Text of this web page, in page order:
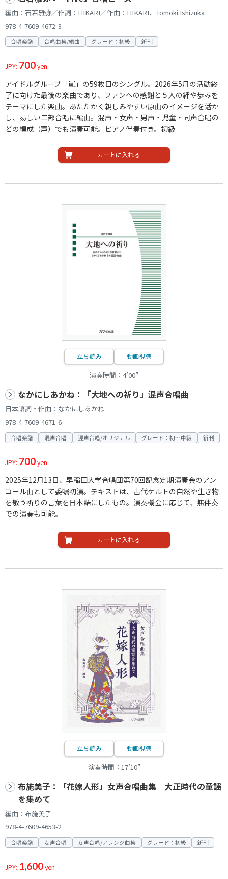
編曲：石若雅弥／作詞：HIKARI／作曲：HIKARI、Tomoki Ishizuka
978-4-7609-4672-3
合唱楽譜 合唱曲集/編曲 グレード：初級 新刊
JPY: 700yen
アイドルグループ「嵐」の59枚目のシングル。2026年5月の活動終
了に向けた最後の楽曲であり、ファンへの感謝と５人の絆や歩みを
テーマにした楽曲。あたたかく親しみやすい原曲のイメージを活か
し、易しい二部合唱に編曲。混声・女声・男声・児童・同声合唱の
どの編成（声）でも演奏可能。ピアノ伴奏付き。初級
カートに入れる
立ち読み 動画視聴
演奏時間：4’00”
なかにしあかね：「大地への祈り」混声合唱曲
日本語詞・作曲：なかにしあかね
978-4-7609-4671-6
合唱楽譜 混声合唱 混声合唱/オリジナル グレード：初～中級 新刊
JPY: 700yen
2025年12月13日、早稲田大学合唱団第70回記念定期演奏会のアン
コール曲として委嘱初演。テキストは、古代ケルトの自然や生き物
を敬う祈りの言葉を日本語にしたもの。演奏機会に応じて、無伴奏
での演奏も可能。
カートに入れる
立ち読み 動画視聴
演奏時間：17’10”
布施美子：「花嫁人形」女声合唱曲集 大正時代の童謡
を集めて
編曲：布施美子
978-4-7609-4653-2
合唱楽譜 女声合唱 女声合唱/アレンジ曲集 グレード：初級 新刊
JPY: 1,600yen